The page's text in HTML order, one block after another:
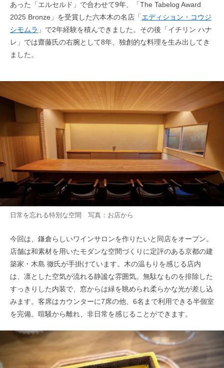
あった「エルセルド」で合わせて9年、「The Tabelog Award
2025 Bronze」を受賞した六本木の名店「エディション・コウジ
シモムラ 」で2年経験を積んできました。その後「イチリン ハナ
レ」では齋藤氏の右腕として8年、独創的な料理を生み出してき
ました。
日常を忘れる特別な空間 写真：お店から
今回は、鎌倉らしいワインサロンを作りたいと同店をオープン。
店舗は和素材を用いたモダンな空間づくりに定評のある京都の建
築家・木島 徹氏が手掛けています。木の温もりを感じる店内
は、凛とした空気が流れる静謐な雰囲気。無駄なものを排除した
すっきりした内装で、窓からは緑を眺められ柔らかな光が差し込
みます。客席はカウンターに7席の他、6名まで利用できる半個室
を完備。喧騒から離れ、非日常を感じることができます。